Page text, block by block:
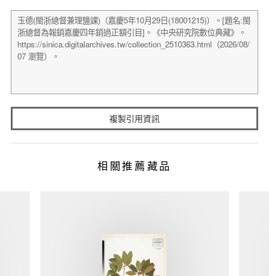
複製引用資訊
相關推薦藏品